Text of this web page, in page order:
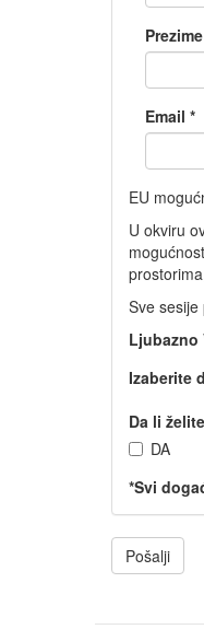
Prezime
Email *
EU
U okviru
Sve sesije
Ljubazno
Izaberite
Da li
DA
*Svi
Pošalji